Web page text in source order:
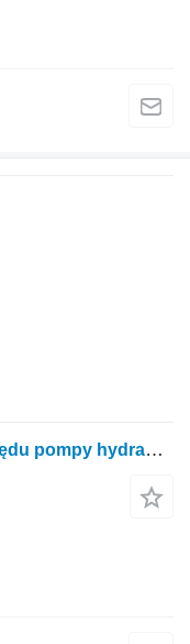
Kita hidraulinė dalis obudowa napędu pompy hydraulicznej 84379688 ratinio traktoriaus New Holland T8